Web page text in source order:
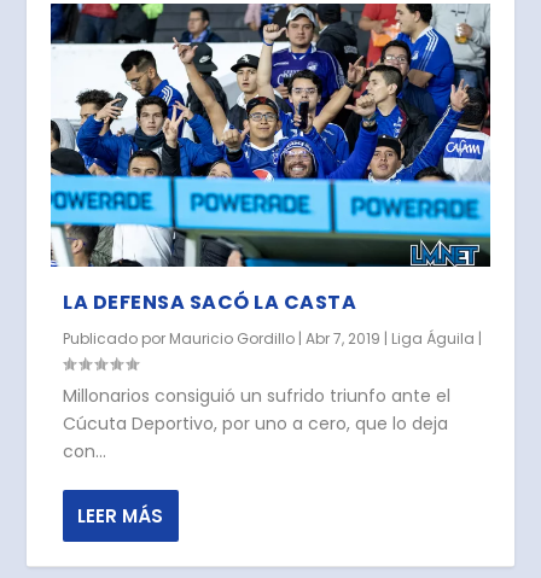
LA DEFENSA SACÓ LA CASTA
Publicado por Mauricio Gordillo |Abr 7, 2019 | Liga Águila |
Millonarios consiguió un sufrido triunfo ante el
Cúcuta Deportivo, por uno a cero, que lo deja
con...
LEER MÁS